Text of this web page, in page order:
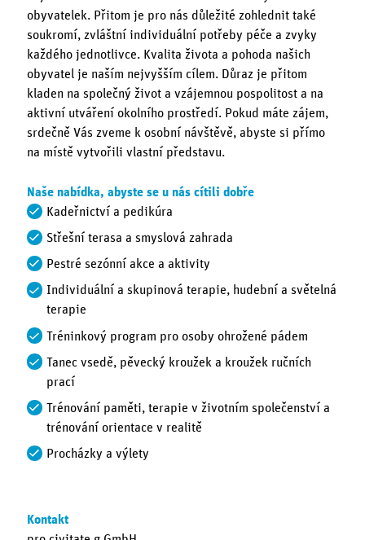
obyvatelek. Přitom je pro nás důležité zohlednit také
soukromí, zvláštní individuální potřeby péče a zvyky
každého jednotlivce. Kvalita života a pohoda našich
obyvatel je naším nejvyšším cílem. Důraz je přitom
kladen na společný život a vzájemnou pospolitost a na
aktivní utváření okolního prostředí. Pokud máte zájem,
srdečně Vás zveme k osobní návštěvě, abyste si přímo
na místě vytvořili vlastní představu.
Naše nabídka, abyste se u nás cítili dobře
Kadeřnictví a pedikúra
Střešní terasa a smyslová zahrada
Pestré sezónní akce a aktivity
Individuální a skupinová terapie, hudební a světelná
terapie
Tréninkový program pro osoby ohrožené pádem
Tanec vsedě, pěvecký kroužek a kroužek ručních
prací
Trénování paměti, terapie v životním společenství a
trénování orientace v realitě
Procházky a výlety
Kontakt